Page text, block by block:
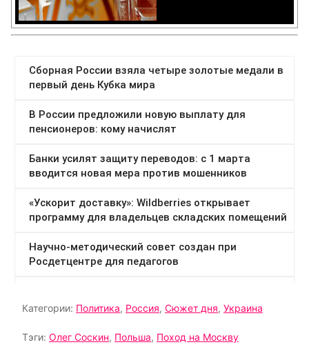
Категории: Политика, Россия, Сюжет дня, Украина
Тэги: Олег Соскин, Польша, Поход на Москву